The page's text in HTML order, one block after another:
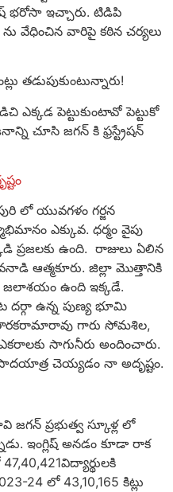
భరోసా ఇచ్చారు. టిడిపి
వేధించిన వారిపై కఠిన చర్యలు
తడుపుకుంటున్నారు!
పెట్టుకుంటావో పెట్టుకో
చూసి జగన్ కి ఫ్రస్ట్రేషన్
లో యువగళం గర్జన
ఎక్కువ. ధర్మం వైపు
ప్రజలకు ఉంది. రాజులు ఏలిన
ఆత్మకూరు. జిల్లా మొత్తానికి
జలాశయం ఉంది ఇక్కడే.
ఉన్న పుణ్య భూమి
తారకరామారావు గారు సోమశిల,
ఎకరాలకు సాగునీరు అందించారు.
పాదయాత్ర చెయ్యడం నా అదృష్టం.
ప్రభుత్వ స్కూళ్ల లో
ఇంగ్లిష్ అనడం కూడా రాక
24 లో 43,10,165 కిట్లు